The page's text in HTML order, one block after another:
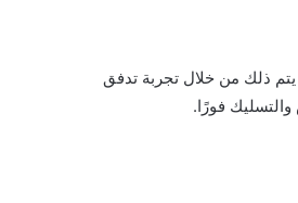
يتم ذلك من خلال تجربة تدفق
فورًا.